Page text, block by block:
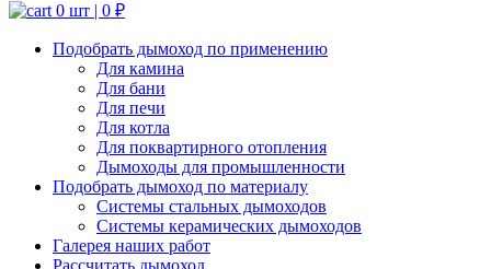
0 шт | 0 ₽
Подобрать дымоход по применению
Для камина
Для бани
Для печи
Для котла
Для поквартирного отопления
Дымоходы для промышленности
Подобрать дымоход по материалу
Системы стальных дымоходов
Системы керамических дымоходов
Галерея наших работ
Рассчитать дымоход